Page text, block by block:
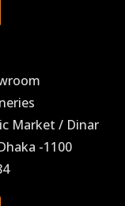
Market / Dinar
-1100